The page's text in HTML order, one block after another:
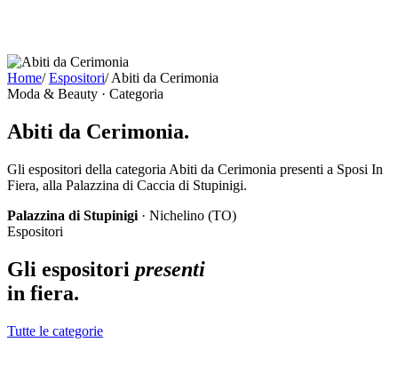
Home/ Espositori/ Abiti da Cerimonia
Moda & Beauty · Categoria
Abiti da Cerimonia.
Gli espositori della categoria Abiti da Cerimonia presenti a Sposi In
Fiera, alla Palazzina di Caccia di Stupinigi.
Palazzina di Stupinigi · Nichelino (TO)
Espositori
Gli espositori presenti
in fiera.
Tutte le categorie